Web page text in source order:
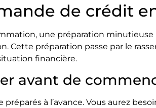
de crédit
une préparation
Cette préparation passe par le
financière.
avant de
à l’avance. Vous aurez